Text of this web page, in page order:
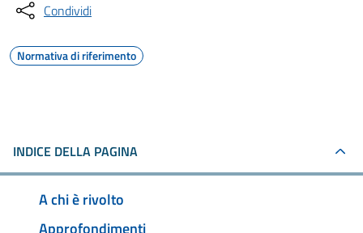
Condividi
Normativa di riferimento
INDICE DELLA PAGINA
A chi è rivolto
Approfondimenti